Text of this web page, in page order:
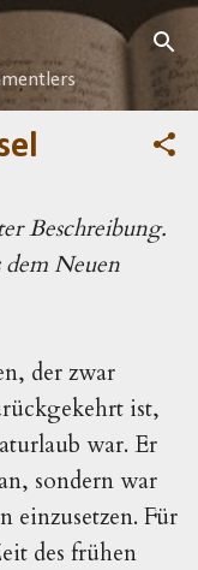
Beschreibung.
dem Neuen
der zwar
ist,
war. Er
sondern war
einzusetzen. Für
des frühen